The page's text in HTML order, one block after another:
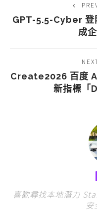
GPT-5.5-Cyber
成
Create2026 百度
新指標「
喜歡尋找本地潛力